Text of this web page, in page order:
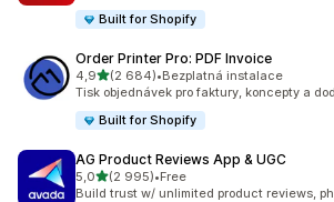
Built for Shopify
Order Printer Pro: PDF Invoice
4,9z 5 hvězd
(2 684)
Celkový počet recenzí: 2684
•Bezplatná instalace
Tisk objednávek pro faktury, koncepty a
Built for Shopify
AG Product Reviews App & UGC
5,0z 5 hvězd
(2 995)
Celkový počet recenzí: 2995
•Free
Build trust w/ unlimited product reviews,